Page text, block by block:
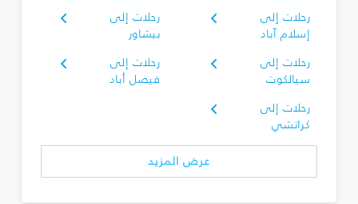
رحلات إلى
إسلام آباد
رحلات إلى
بيشاور
رحلات إلى
سيالكوت
رحلات إلى
فيصل أباد
رحلات إلى
كراتشي
عرض المزيد